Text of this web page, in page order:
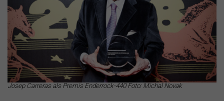
Josep Carreras als Premis Enderrock-440 Foto: Michal Novak